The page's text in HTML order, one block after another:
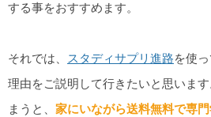
する事をおすすめます。
それでは、 スタディサプリ進路を使
理由をご説明して行きたいと思いま
まうと、 家にいながら送料無料で専